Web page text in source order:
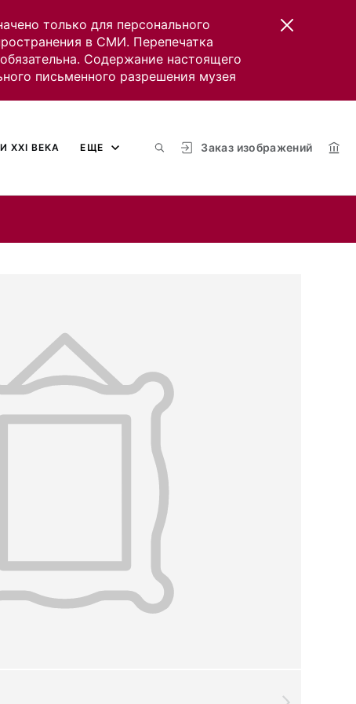
только для персонального
в СМИ. Перепечатка
Содержание настоящего
письменного разрешения музея
Заказ изображений
XXI ВЕКА ЕЩЕ